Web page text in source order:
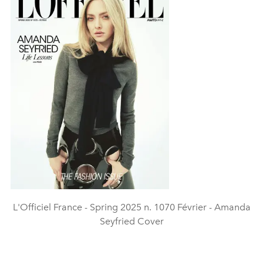
L'Officiel France - Spring 2025 n. 1070 Février - Amanda
Seyfried Cover